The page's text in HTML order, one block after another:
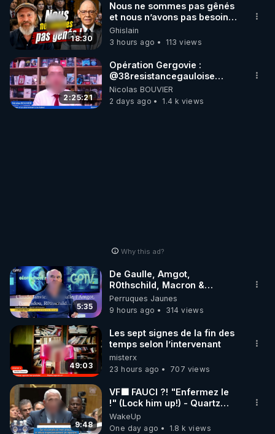
18:30
Nous ne sommes pas gênés
et nous n’avons pas besoin
de nous excuser ! #jw
#jehovah #collegecentral
Ghislain
3 hours ago
113 views
2:25:21
Opération Gergovie :
‪@38resistancegauloise‬
‪@MarionSigautOfficiel‬
‪@gladysriifard5710‬ Laëtitia
Nicolas BOUVIER
2 days ago
1.4 k views
Why this ad?
5:35
De Gaulle, Amgot,
R0thschild, Macron &
Pompidou… Macron Claude
Janvier, GPTV, 18 X 2024
Perruques Jaunes
9 hours ago
314 views
49:03
Les sept signes de la fin des
temps selon l’intervenant
misterx
23 hours ago
707 views
9:48
VF🟩 FAUCI ?! "Enfermez le
!" (Lock him up!) - Quartz
Traduction
WakeUp
One day ago
1.8 k views